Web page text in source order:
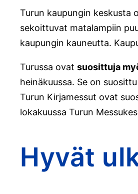
Turun kaupungin keskusta
sekoittuvat matalampiin
kaupungin kauneutta.
Turussa ovat suosittuja
heinäkuussa. Se on
Turun Kirjamessut ovat
lokakuussa Turun
Hyvät